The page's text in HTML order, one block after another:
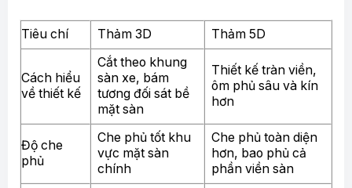
Tiêu chí Thảm 3D Thảm 5D
Cách hiểu
về thiết kế
Cắt theo khung
sàn xe, bám
tương đối sát bề
mặt sàn
Thiết kế tràn viền,
ôm phủ sâu và kín
hơn
Độ che
phủ
Che phủ tốt khu
vực mặt sàn
chính
Che phủ toàn diện
hơn, bao phủ cả
phần viền sàn